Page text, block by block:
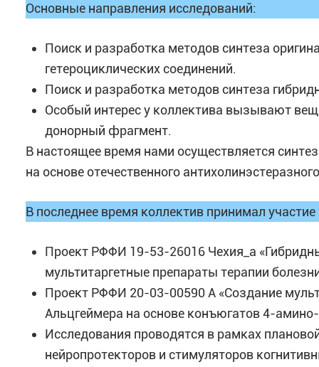
Основные направления исследований:
Поиск и разработка методов синтеза
гетероциклических соединений.
Поиск и разработка методов синтеза
Особый интерес у коллектива вызывают
донорный фрагмент.
В настоящее время нами осуществляется
на основе отечественного
В последнее время коллектив принимал
Проект РФФИ 19-53-26016 Чехия_а
мультитаргетные препараты терапии
Проект РФФИ 20-03-00590 А «Создание
Альцгеймера на основе конъюгатов 4-
Исследования проводятся в рамках
нейропротекторов и стимуляторов